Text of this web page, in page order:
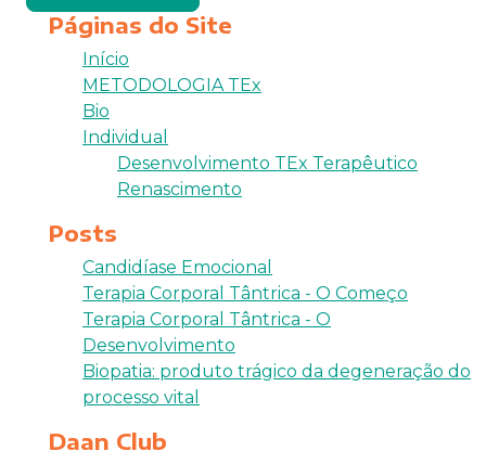
Páginas do Site
Início
METODOLOGIA TEx
Bio
Individual
Desenvolvimento TEx Terapêutico
Renascimento
Posts
Candidíase Emocional
Terapia Corporal Tântrica - O Começo
Terapia Corporal Tântrica - O
Desenvolvimento
Biopatia: produto trágico da degeneração do
processo vital
Daan Club